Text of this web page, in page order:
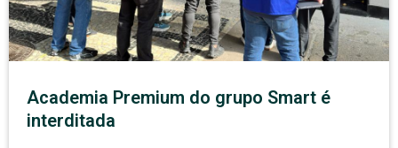
Academia Premium do grupo Smart é
interditada